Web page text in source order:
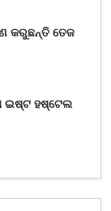
କରୁଛନ୍ତି ତେଜ
ଇଷ୍ଟ ହଷ୍ଟେଲ